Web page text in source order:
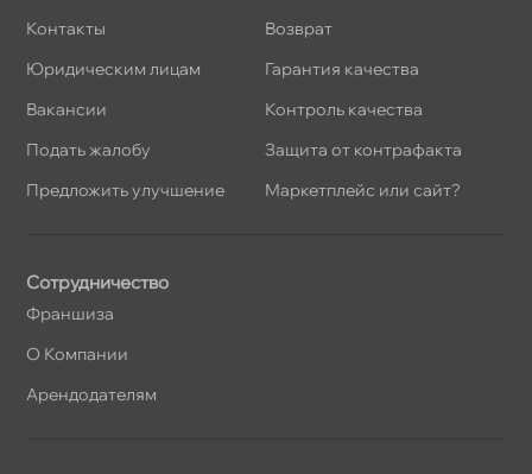
Контакты
Юридическим лицам
акансии
Подать жалобу
Предложить улучшение
озврат
Гарантия качества
Контроль качества
Защита от контрафакта
Маркетплейс или сайт?
Сотрудничество
Франшиза
О Компании
Арендодателям